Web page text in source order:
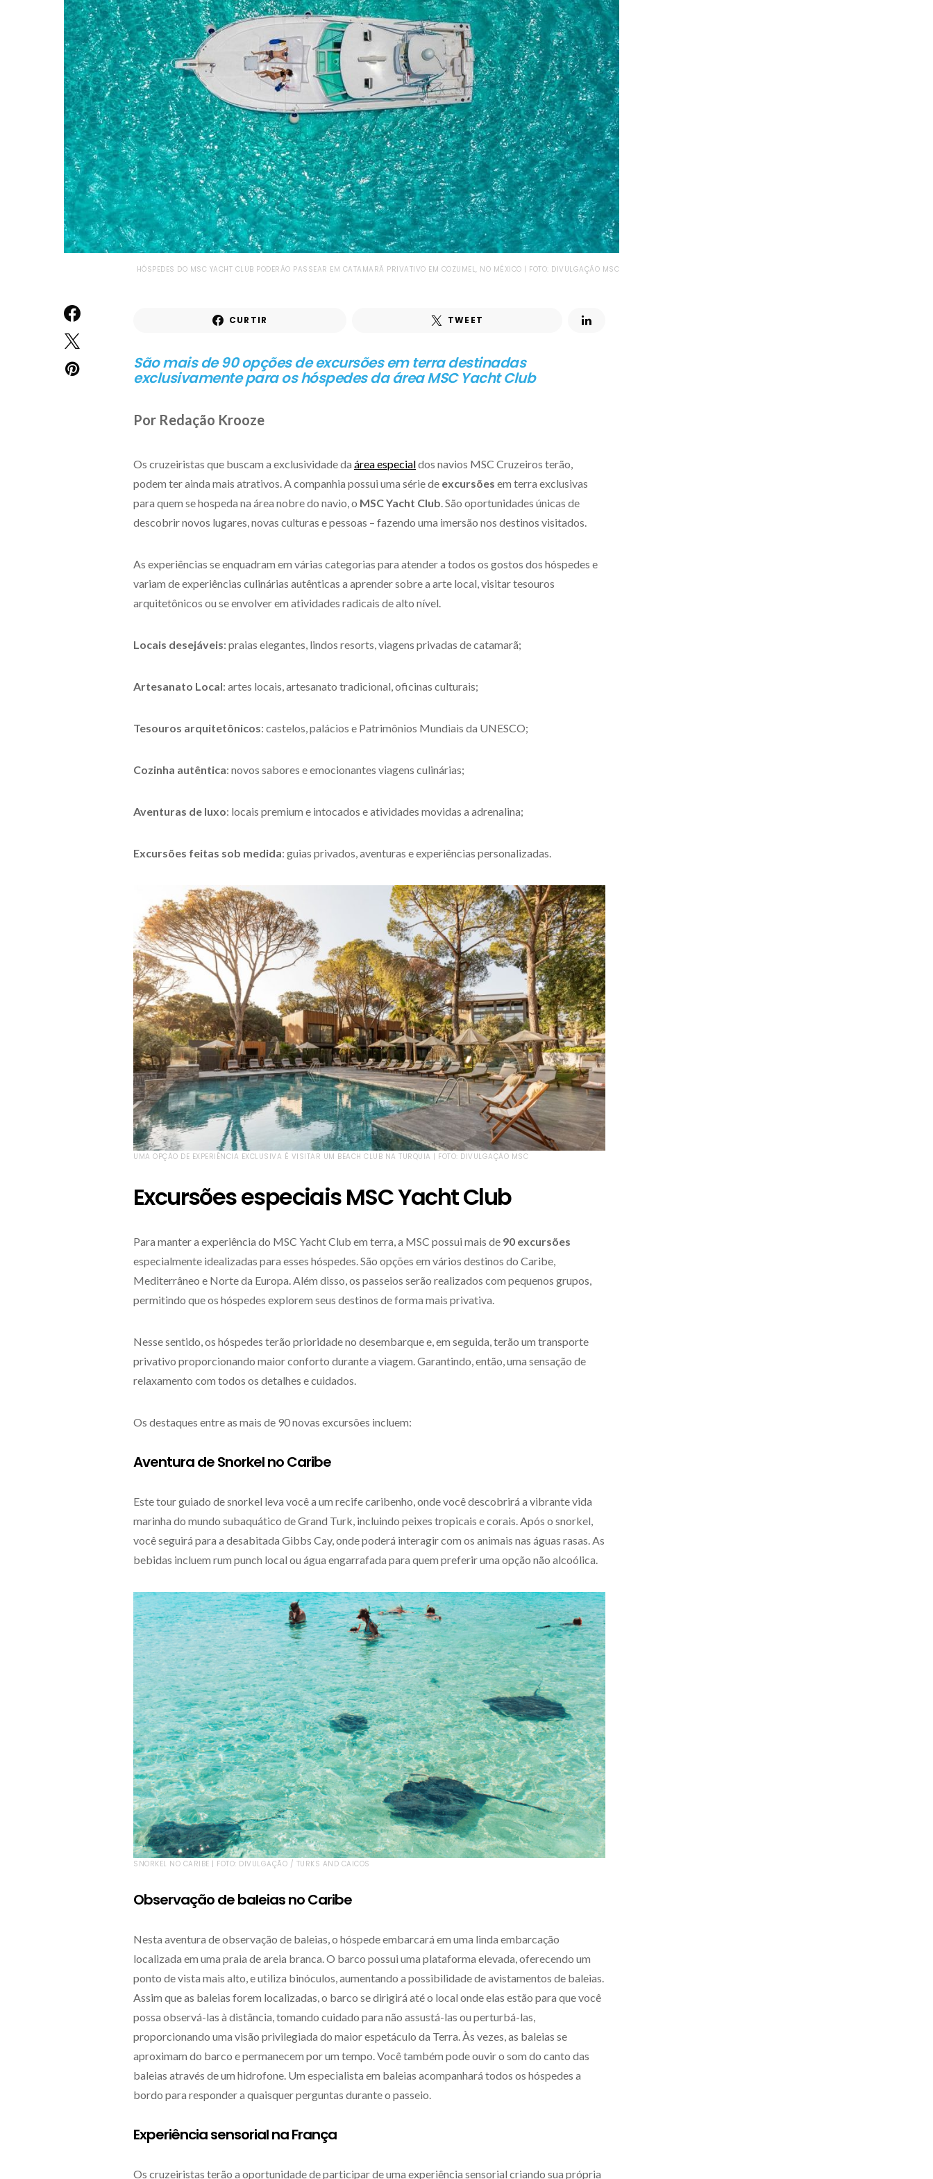
HÓSPEDES DO MSC YACHT CLUB PODERÃO PASSEAR EM CATAMARÃ PRIVATIVO EM COZUMEL, NO MÉXICO | FOTO: DIVULGAÇÃO MSC
CURTIR TWEET
São mais de 90 opções de excursões em terra destinadas
exclusivamente para os hóspedes da área MSC Yacht Club
Por Redação Krooze
Os cruzeiristas que buscam a exclusividade da área especialdos navios MSC Cruzeiros terão,
podem ter ainda mais atrativos. A companhia possui uma série de excursões em terra exclusivas
para quem se hospeda na área nobre do navio, o MSC Yacht Club. São oportunidades únicas de
descobrir novos lugares, novas culturas e pessoas – fazendo uma imersão nos destinos visitados.
As experiências se enquadram em várias categorias para atender a todos os gostos dos hóspedes e
variam de experiências culinárias autênticas a aprender sobre a arte local, visitar tesouros
arquitetônicos ou se envolver em atividades radicais de alto nível.
Locais desejáveis: praias elegantes, lindos resorts, viagens privadas de catamarã;
Artesanato Local: artes locais, artesanato tradicional, oficinas culturais;
Tesouros arquitetônicos: castelos, palácios e Patrimônios Mundiais da UNESCO;
Cozinha autêntica: novos sabores e emocionantes viagens culinárias;
Aventuras de luxo: locais premium e intocados e atividades movidas a adrenalina;
Excursões feitas sob medida: guias privados, aventuras e experiências personalizadas.
UMA OPÇÃO DE EXPERIÊNCIA EXCLUSIVA É VISITAR UM BEACH CLUB NA TURQUIA | FOTO: DIVULGAÇÃO MSC
Excursões especiais MSC Yacht Club
Para manter a experiência do MSC Yacht Club em terra, a MSC possui mais de 90 excursões
especialmente idealizadas para esses hóspedes. São opções em vários destinos do Caribe,
Mediterrâneo e Norte da Europa. Além disso, os passeios serão realizados com pequenos grupos,
permitindo que os hóspedes explorem seus destinos de forma mais privativa.
Nesse sentido, os hóspedes terão prioridade no desembarque e, em seguida, terão um transporte
privativo proporcionando maior conforto durante a viagem. Garantindo, então, uma sensação de
relaxamento com todos os detalhes e cuidados.
Os destaques entre as mais de 90 novas excursões incluem:
Aventura de Snorkel no Caribe
Este tour guiado de snorkel leva você a um recife caribenho, onde você descobrirá a vibrante vida
marinha do mundo subaquático de Grand Turk, incluindo peixes tropicais e corais. Após o snorkel,
você seguirá para a desabitada Gibbs Cay, onde poderá interagir com os animais nas águas rasas. As
bebidas incluem rum punch local ou água engarrafada para quem preferir uma opção não alcoólica.
SNORKEL NO CARIBE | FOTO: DIVULGAÇÃO / TURKS AND CAICOS
Observação de baleias no Caribe
Nesta aventura de observação de baleias, o hóspede embarcará em uma linda embarcação
localizada em uma praia de areia branca. O barco possui uma plataforma elevada, oferecendo um
ponto de vista mais alto, e utiliza binóculos, aumentando a possibilidade de avistamentos de baleias.
Assim que as baleias forem localizadas, o barco se dirigirá até o local onde elas estão para que você
possa observá-las à distância, tomando cuidado para não assustá-las ou perturbá-las,
proporcionando uma visão privilegiada do maior espetáculo da Terra. Às vezes, as baleias se
aproximam do barco e permanecem por um tempo. Você também pode ouvir o som do canto das
baleias através de um hidrofone. Um especialista em baleias acompanhará todos os hóspedes a
bordo para responder a quaisquer perguntas durante o passeio.
Experiência sensorial na França
Os cruzeiristas terão a oportunidade de participar de uma experiência sensorial criando sua própria